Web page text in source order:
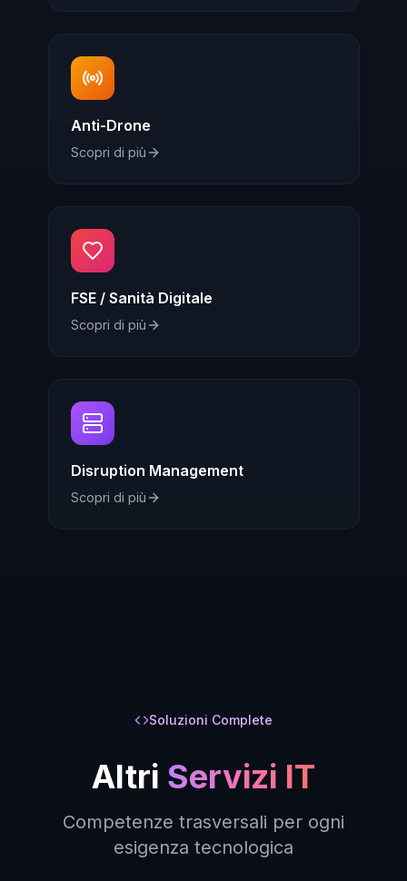
Anti-Drone
Scopri di più
FSE / Sanità Digitale
Scopri di più
Disruption Management
Scopri di più
Soluzioni Complete
Altri Servizi IT
Competenze trasversali per ogni
esigenza tecnologica